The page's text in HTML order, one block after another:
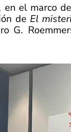
en el marco
de El
G.